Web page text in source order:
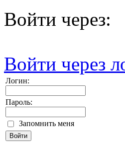
Войти через:
Войти через
Логин:
Пароль:
Запомнить меня